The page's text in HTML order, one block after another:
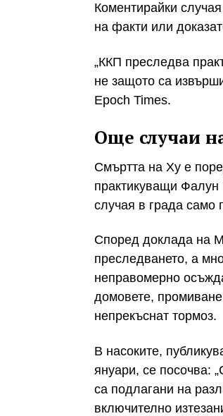
Коментирайки
на факти или
„ККП преследва
не защото са
Epoch Times.
Още случаи
Смъртта на Ху е
практикуващи Фалун
случая в града само
Според доклада на
преследването, а
неправомерно
домовете,
непрекъснат тормоз.
В насоките,
януари, се посочва:
са подлагани на
включително